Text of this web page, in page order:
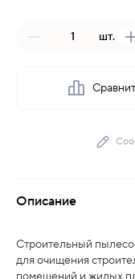
шт.
Описание
Строительный
для очищения